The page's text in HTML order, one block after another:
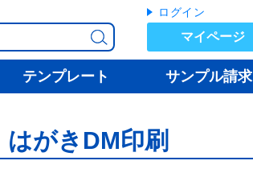
ログイン
マイページ
テンプレート サンプル請求
がきDM印刷